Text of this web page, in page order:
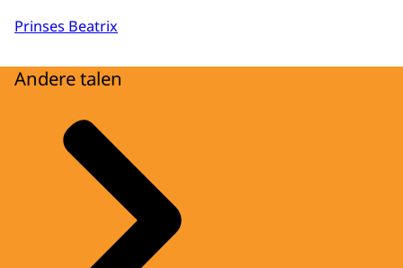
Prinses Beatrix
Andere talen